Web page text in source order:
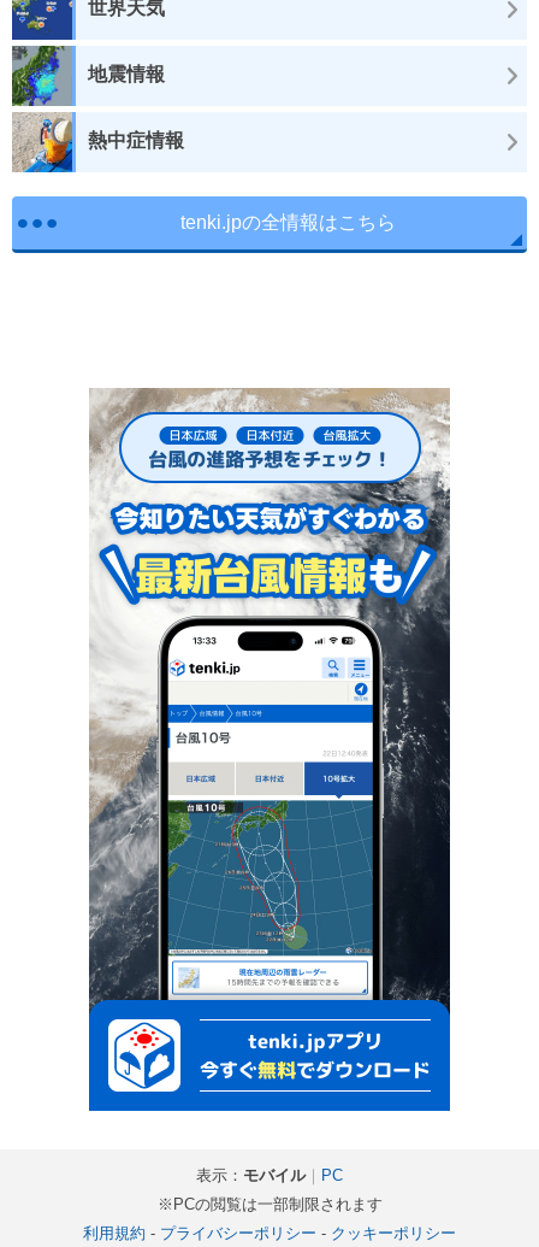
世界天気
地震情報
熱中症情報
tenki.jpの全情報はこちら
表示： モバイル｜ PC
※PCの閲覧は一部制限されます
利用規約 - プライバシーポリシー - クッキーポリシー